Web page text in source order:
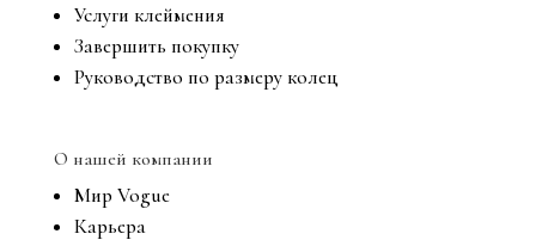
Услуги клеймения
Завершить покупку
Руководство по размеру колец
О нашей компании
Мир Vogue
Карьера